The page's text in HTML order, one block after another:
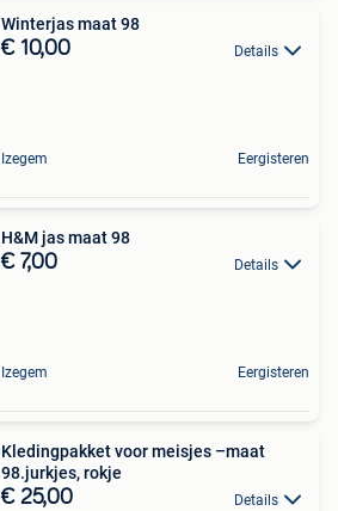
Winterjas maat 98
€ 10,00 Details
Izegem Eergisteren
H&M jas maat 98
€ 7,00 Details
Izegem Eergisteren
Kledingpakket voor meisjes –maat
98.jurkjes, rokje
€ 25,00 Details